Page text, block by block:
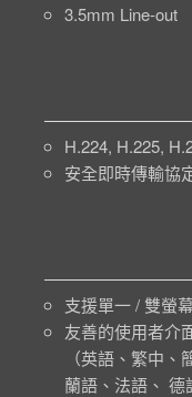
3.5mm Line-out
H.224, H.225,
安全即時傳輸協
支援單一 / 雙螢
友善的使用者介
（英語、繁中
蘭語、法語、